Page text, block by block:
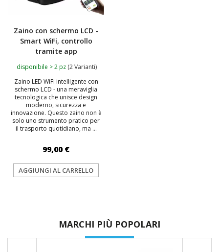
Zaino con schermo LCD -
Smart WiFi, controllo
tramite app
disponibile > 2 pz (2 Varianti)
Zaino LED WiFi intelligente con
schermo LCD - una meraviglia
tecnologica che unisce design
moderno, sicurezza e
innovazione. Questo zaino non è
solo uno strumento pratico per
il trasporto quotidiano, ma ...
99,00 €
AGGIUNGI AL CARRELLO
MARCHI PIÙ POPOLARI